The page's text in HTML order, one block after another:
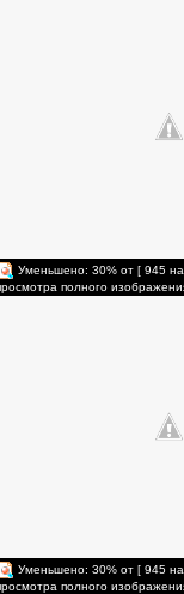
Уменьшено: 30% от [ 945
полного
Уменьшено: 30% от [ 945
полного